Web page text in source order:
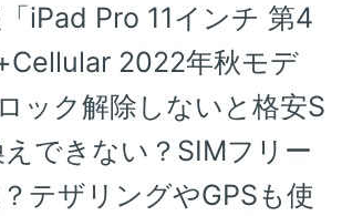
iPad Pro 11インチ 第4
2022年秋モデ
ック解除しないと格安S
できない？SIMフリー
テザリングやGPSも使